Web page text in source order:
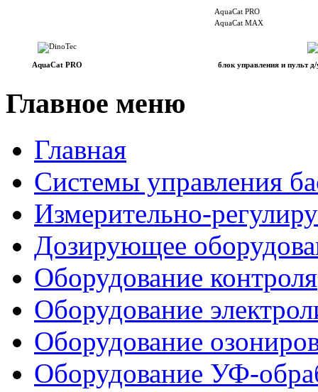
AquaCat PRO
AquaCat MAX
AquaCat PRO блок управления и пульт
Главное меню
Главная
Системы управления
Измерительно-
Дозирующее
Оборудование контроля
Оборудование
Оборудование
Оборудование УФ-